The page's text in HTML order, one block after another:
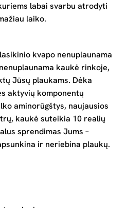
labai svarbu atrodyti
laiko.
kvapo nenuplaunama
kaukė rinkoje,
Jūsų plaukams. Dėka
aktyvių komponentų
aminorūgštys, naujausios
kaukė suteikia 10 realių
sprendimas Jums –
ir neriebina plaukų.